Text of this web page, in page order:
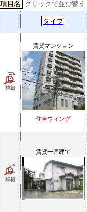
項目名 クリックで並び替え
タイプ
賃貸マンション
住吉ウィング
賃貸一戸建て